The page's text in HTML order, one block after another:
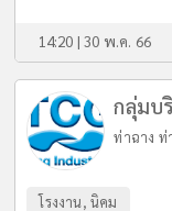
14:20 | 30 พ.ค. 66
กลุ่มบ
ท่าฉาง ท่
โรงงาน, นิคม